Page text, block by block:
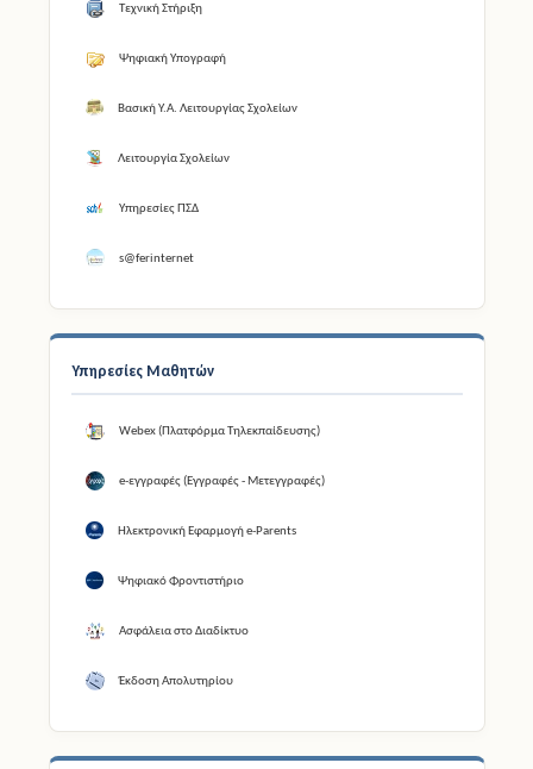
Τεχνική Στήριξη
Ψηφιακή Υπογραφή
Βασική Υ.Α. Λειτουργίας Σχολείων
Λειτουργία Σχολείων
Υπηρεσίες ΠΣΔ
s@ferinternet
Υπηρεσίες Μαθητών
Webex (Πλατφόρμα Τηλεκπαίδευσης)
e-εγγραφές (Εγγραφές - Μετεγγραφές)
Ηλεκτρονική Εφαρμογή e-Parents
Ψηφιακό Φροντιστήριο
Ασφάλεια στο Διαδίκτυο
Έκδοση Απολυτηρίου